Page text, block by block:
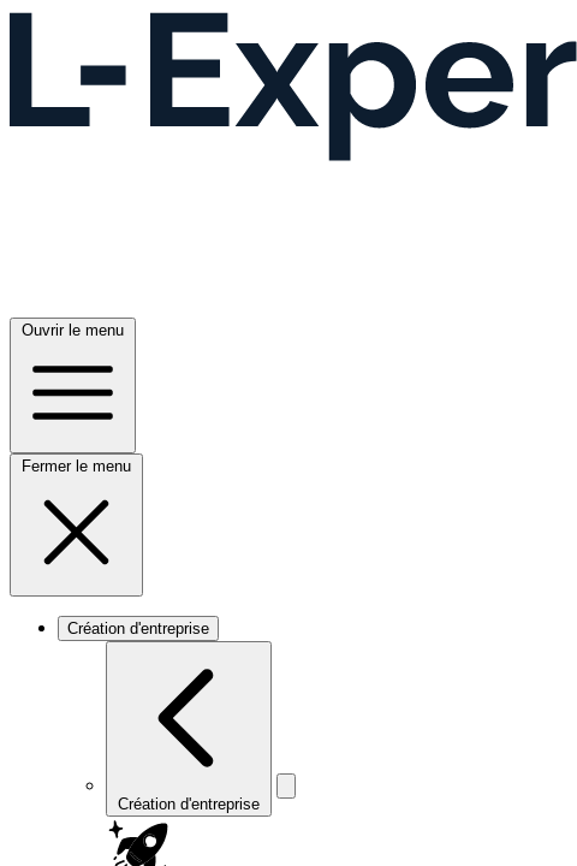
Ouvrir le menu
Fermer le menu
Création d'entreprise
Création d'entreprise